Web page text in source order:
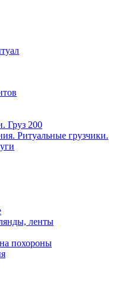
Груз 200
Ритуальные грузчики.
ленты
похороны